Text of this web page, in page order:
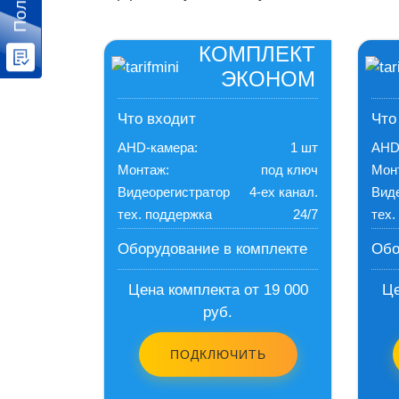
КОМПЛЕКТ
ЭКОНОМ
Что входит
AHD-камера:
1 шт
Монтаж:
под ключ
Видеорегистратор
4-ех канал.
тех. поддержка
24/7
Оборудование в комплекте
Цена комплекта от 19 000
руб.
ПОДКЛЮЧИТЬ